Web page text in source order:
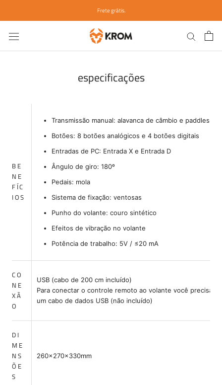
conteúdo
Frete grátis.
especificações
BE
NE
FÍC
IOS
Transmissão manual: alavanca de câmbio e paddles
Botões: 8 botões analógicos e 4 botões digitais
Entradas de PC: Entrada X e Entrada D
Ângulo de giro: 180º
Pedais: mola
Sistema de fixação: ventosas
Punho do volante: couro sintético
Efeitos de vibração no volante
Potência de trabalho: 5V / ≤20 mA
CO
NE
XÃ
O
USB (cabo de 200 cm incluído)
Para conectar o controle remoto ao volante você precisa
um cabo de dados USB (não incluído)
DI
ME
NS
ÕE
S
260x270x330mm